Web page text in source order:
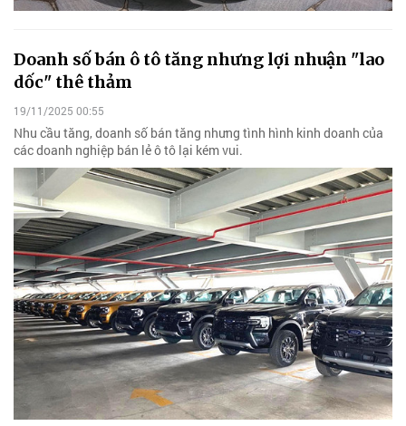
Doanh số bán ô tô tăng nhưng lợi nhuận "lao
dốc" thê thảm
19/11/2025 00:55
Nhu cầu tăng, doanh số bán tăng nhưng tình hình kinh doanh của
các doanh nghiệp bán lẻ ô tô lại kém vui.